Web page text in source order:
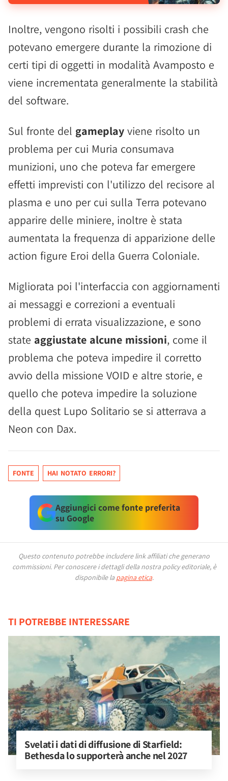
Inoltre, vengono risolti i possibili crash che
potevano emergere durante la rimozione di
certi tipi di oggetti in modalità Avamposto e
viene incrementata generalmente la stabilità
del software.
Sul fronte del gameplay viene risolto un
problema per cui Muria consumava
munizioni, uno che poteva far emergere
effetti imprevisti con l'utilizzo del recisore al
plasma e uno per cui sulla Terra potevano
apparire delle miniere, inoltre è stata
aumentata la frequenza di apparizione delle
action figure Eroi della Guerra Coloniale.
Migliorata poi l'interfaccia con aggiornamenti
ai messaggi e correzioni a eventuali
problemi di errata visualizzazione, e sono
state aggiustate alcune missioni, come il
problema che poteva impedire il corretto
avvio della missione VOID e altre storie, e
quello che poteva impedire la soluzione
della quest Lupo Solitario se si atterrava a
Neon con Dax.
FONTE HAI NOTATO ERRORI?
Aggiungici come fonte preferita
su Google
Questo contenuto potrebbe includere link affiliati che generano
commissioni. Per conoscere i dettagli della nostra policy editoriale, è
disponibile la pagina etica.
TI POTREBBE INTERESSARE
Svelati i dati di diffusione di Starfield:
Bethesda lo supporterà anche nel 2027